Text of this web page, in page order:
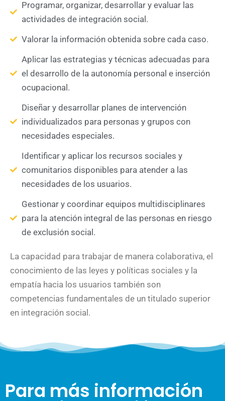
Programar, organizar, desarrollar y evaluar las
actividades de integración social.
Valorar la información obtenida sobre cada caso.
Aplicar las estrategias y técnicas adecuadas para
el desarrollo de la autonomía personal e inserción
ocupacional.
Diseñar y desarrollar planes de intervención
individualizados para personas y grupos con
necesidades especiales.
Identificar y aplicar los recursos sociales y
comunitarios disponibles para atender a las
necesidades de los usuarios.
Gestionar y coordinar equipos multidisciplinares
para la atención integral de las personas en riesgo
de exclusión social.
La capacidad para trabajar de manera colaborativa, el
conocimiento de las leyes y políticas sociales y la
empatía hacia los usuarios también son
competencias fundamentales de un titulado superior
en integración social.
Para más información